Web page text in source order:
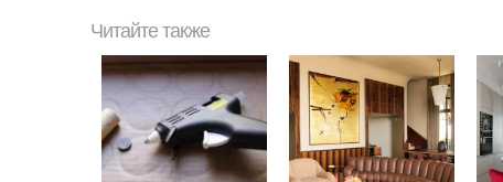
Читайте также